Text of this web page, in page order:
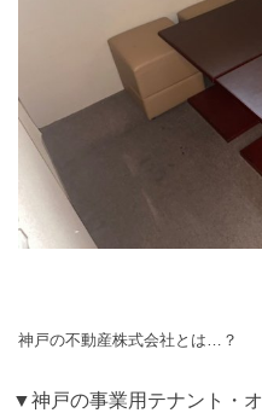
神戸の不動産株式会社とは…？
▼神戸の事業用テナント・